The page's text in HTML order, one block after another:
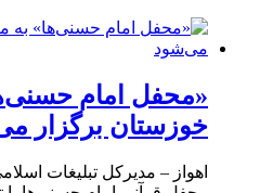
«محفل امام
خوزستان برگزار
اهواز – مدیرکل تبلیغات